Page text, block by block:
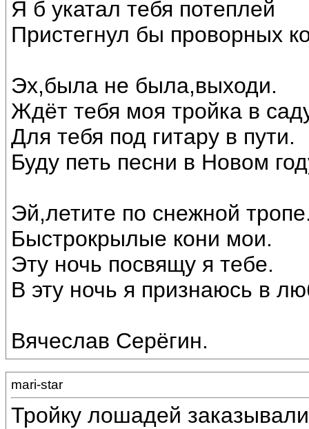
Я б укатал тебя потеплей
Пристегнул бы проворных
Эх,была не была,выходи.
Ждёт тебя моя тройка в
Для тебя под гитару в пути.
Буду петь песни в Новом
Эй,летите по снежной
Быстрокрылые кони мои.
Эту ночь посвящу я тебе.
В эту ночь я признаюсь в
Вячеслав Серёгин.
mari-star
Тройку лошадей